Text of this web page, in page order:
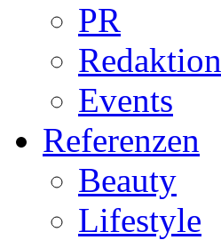
PR
Redaktion
Events
Referenzen
Beauty
Lifestyle